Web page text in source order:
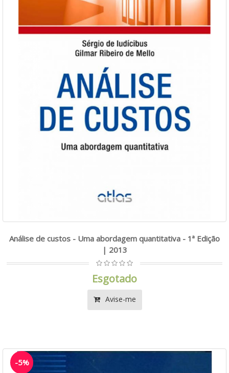
Análise de custos - Uma abordagem quantitativa - 1ª Edição
| 2013
Esgotado
Avise-me
-5%